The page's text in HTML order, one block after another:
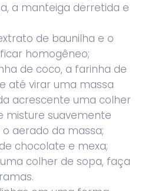
a manteiga derretida e
de baunilha e o
homogêneo;
de coco, a farinha de
até virar uma massa
acrescente uma colher
misture suavemente
aerado da massa;
chocolate e mexa;
colher de sopa, faça